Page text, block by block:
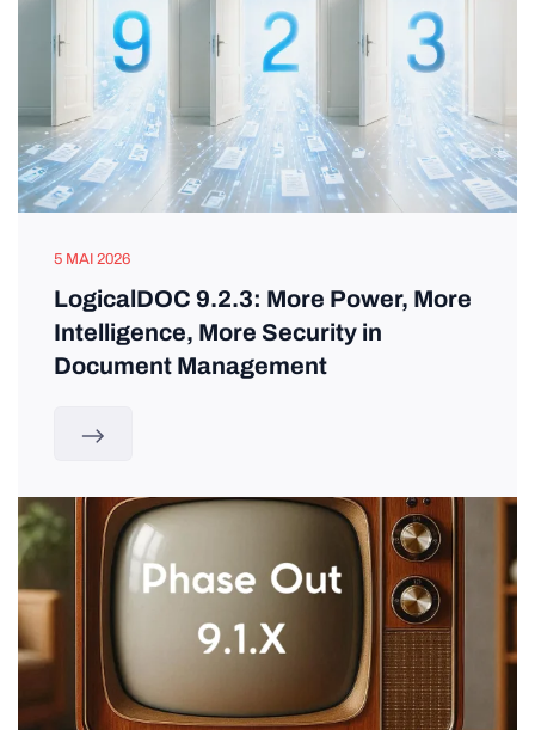
5 MAI 2026
LogicalDOC 9.2.3: More Power, More
Intelligence, More Security in
Document Management